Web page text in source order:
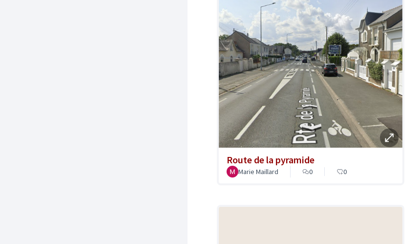
Route de la pyramide
Marie Maillard 0 0